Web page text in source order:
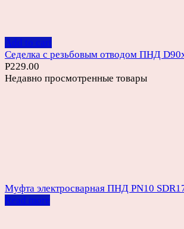
Add to cart
Седелка с резьбовым отводом ПНД
Р229.00
Недавно просмотренные товары
Муфта электросварная ПНД PN10
Read more